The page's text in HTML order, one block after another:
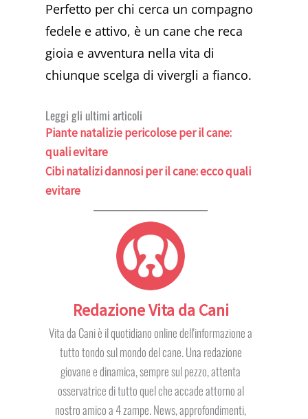
Perfetto per chi cerca un compagno
fedele e attivo, è un cane che reca
gioia e avventura nella vita di
chiunque scelga di vivergli a fianco.
Leggi gli ultimi articoli
Piante natalizie pericolose per il cane:
quali evitare
Cibi natalizi dannosi per il cane: ecco quali
evitare
Redazione Vita da Cani
Vita da Cani è il quotidiano online dell'informazione a
tutto tondo sul mondo del cane. Una redazione
giovane e dinamica, sempre sul pezzo, attenta
osservatrice di tutto quel che accade attorno al
nostro amico a 4 zampe. News, approfondimenti,